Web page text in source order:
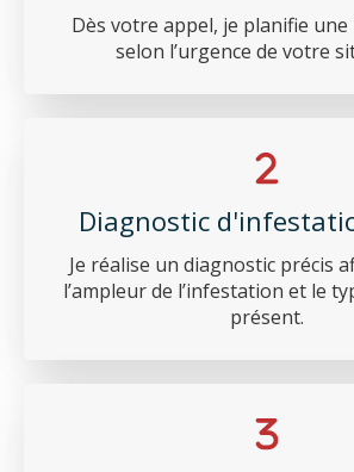
Dès votre appel, je planifie
selon l’urgence de votre
Diagnostic
Je réalise un diagnostic précis
l’ampleur de l’infestation et le
présent.